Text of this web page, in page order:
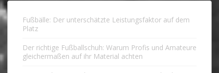
Fußbälle: Der unterschätzte Leistungsfaktor auf dem
Platz
Der richtige Fußballschuh: Warum Profis und Amateure
gleichermaßen auf ihr Material achten